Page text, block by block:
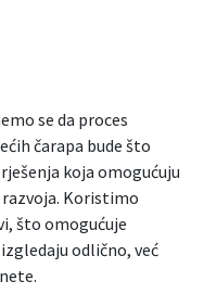
se da proces
čarapa bude što
koja omogućuju
Koristimo
što omogućuje
odlično, već